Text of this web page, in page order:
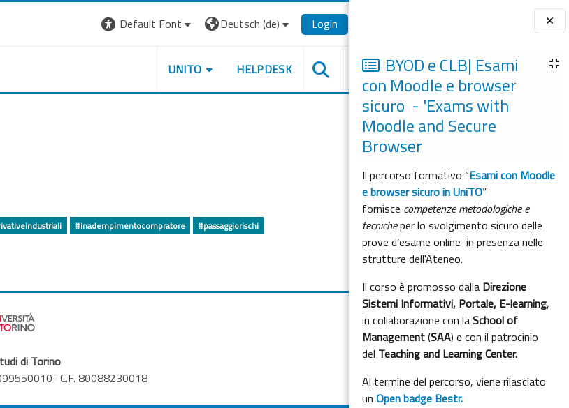
Blöcke
BYOD e CLB| Esami
con Moodle e browser
sicuro - 'Exams with
Moodle and Secure
Browser
Il percorso formativo “Esami con Moodle
e browser sicuro in UniTO”
fornisce competenze metodologiche e
tecnicheper lo svolgimento sicuro delle
prove d’esame online in presenza nelle
strutture dell'Ateneo.
Il corso è promosso dalla Direzione
Sistemi Informativi, Portale, E-learning,
in collaborazione con laSchool of
Management(SAA) e con il patrocinio
del Teaching and Learning Center.
Al termine del percorso, viene rilasciato
unOpen badge Bestr.
Default Font Deutsch ‎(de)‎ Login
UNITO HELPDESK
#inadempimentocompratore
#passaggiorischi
di Torino
C.F. 80088230018